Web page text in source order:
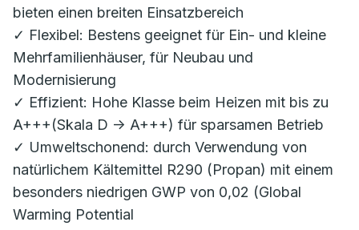
bieten einen breiten Einsatzbereich
✓ Flexibel: Bestens geeignet für Ein- und kleine
Mehrfamilienhäuser, für Neubau und
Modernisierung
✓ Effizient: Hohe Klasse beim Heizen mit bis zu
A+++(Skala D -> A+++) für sparsamen Betrieb
✓ Umweltschonend: durch Verwendung von
natürlichem Kältemittel R290 (Propan) mit einem
besonders niedrigen GWP von 0,02 (Global
Warming Potential